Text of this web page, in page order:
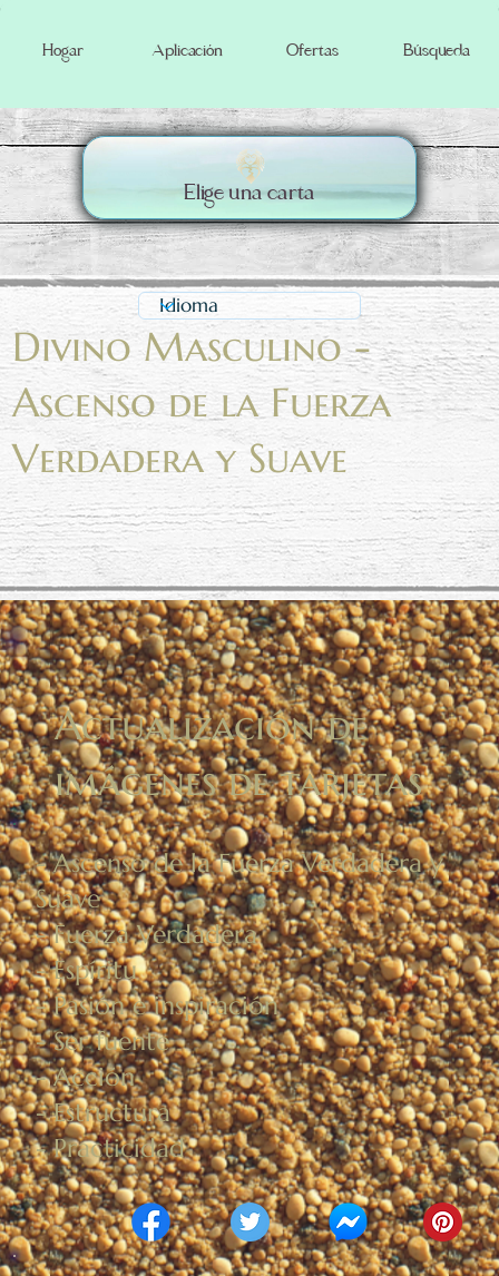
Hogar Aplicación Ofertas Búsqueda
Actualización de
imágenes de tarjetas
- Ascenso de la Fuerza Verdadera y
Suave
- Fuerza Verdadera
- Espíritu
- Pasión e inspiración
- Ser fuente
- Acción
- Estructura
- Practicidad
Elige una carta
Divino Masculino -
Ascenso de la Fuerza
Verdadera y Suave